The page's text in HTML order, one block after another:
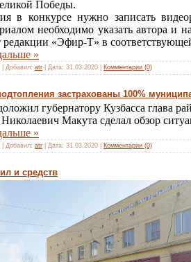
Победы.
в конкурсе нужно записать
необходимо указать автора и
редакции «Эфир-Т» в
»
Добавил: atr Дата: 31.03.2020 Комментарии (0)
застрахованы 100%
губернатору Кузбасса глава
Макута сделал обзор
»
Добавил: atr Дата: 31.03.2020 Комментарии (0)
и средств